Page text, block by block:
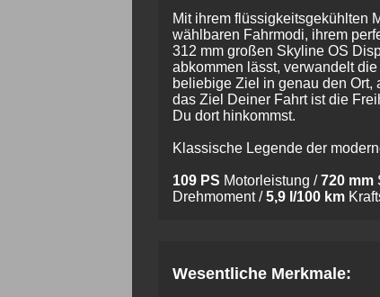
Mit ihrem flüssigkeitsgekühlten
wählbaren Fahrmodi, ihrem
312 mm großen Skyline OS
abkommen lässt, verwandelt
beliebige Ziel in genau den Ort,
das Ziel Deiner Fahrt ist die
Du dort hinkommst.
Klassische Legende der
109 PS Motorleistung /720 mm
Drehmoment /5,9 l/100 km
Wesentliche Merkmale: